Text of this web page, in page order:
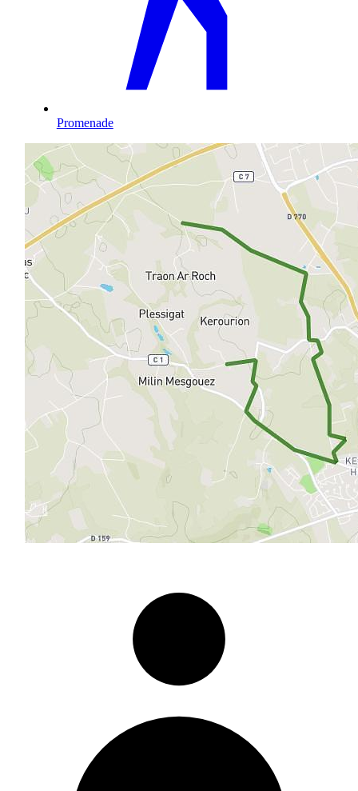
Promenade